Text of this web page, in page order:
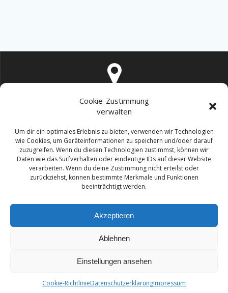
Cookie-Zustimmung
verwalten
Um dir ein optimales Erlebnis zu bieten, verwenden wir Technologien
wie Cookies, um Geräteinformationen zu speichern und/oder darauf
zuzugreifen. Wenn du diesen Technologien zustimmst, können wir
Daten wie das Surfverhalten oder eindeutige IDs auf dieser Website
verarbeiten. Wenn du deine Zustimmung nicht erteilst oder
zurückziehst, können bestimmte Merkmale und Funktionen
beeinträchtigt werden.
Akzeptieren
Ablehnen
Einstellungen ansehen
Cookie-RichtlinieDatenschutzerklärungImpressum
Trüffel Frei GmbH, Bachstrasse 31, 8106 Adlikon
info@trueffel-frei.ch
Claudia Gallmann 044 361 96 05
GmbH